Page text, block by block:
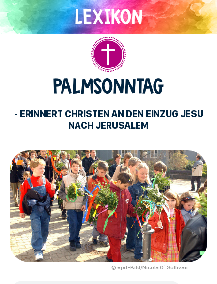
Direkt
zum
Inhalt
PALMSONNTAG
- ERINNERT CHRISTEN AN DEN EINZUG JESU
NACH JERUSALEM
© epd-Bild/Nicola O`Sullivan